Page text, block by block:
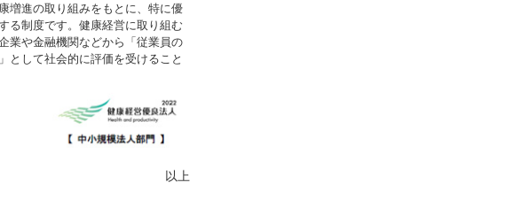
増進の取り組みをもとに、特に優
る制度です。健康経営に取り組む
業や金融機関などから「従業員の
として社会的に評価を受けること
以上